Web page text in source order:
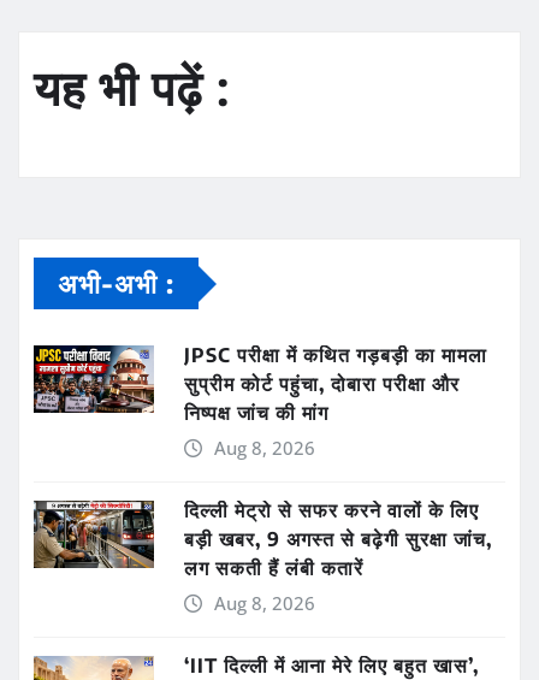
यह भी पढ़ें :
अभी-अभी :
JPSC परीक्षा में कथित गड़बड़ी का मामला
सुप्रीम कोर्ट पहुंचा, दोबारा परीक्षा और
निष्पक्ष जांच की मांग
Aug 8, 2026
दिल्ली मेट्रो से सफर करने वालों के लिए
बड़ी खबर, 9 अगस्त से बढ़ेगी सुरक्षा जांच,
लग सकती हैं लंबी कतारें
Aug 8, 2026
‘IIT दिल्ली में आना मेरे लिए बहुत खास’,